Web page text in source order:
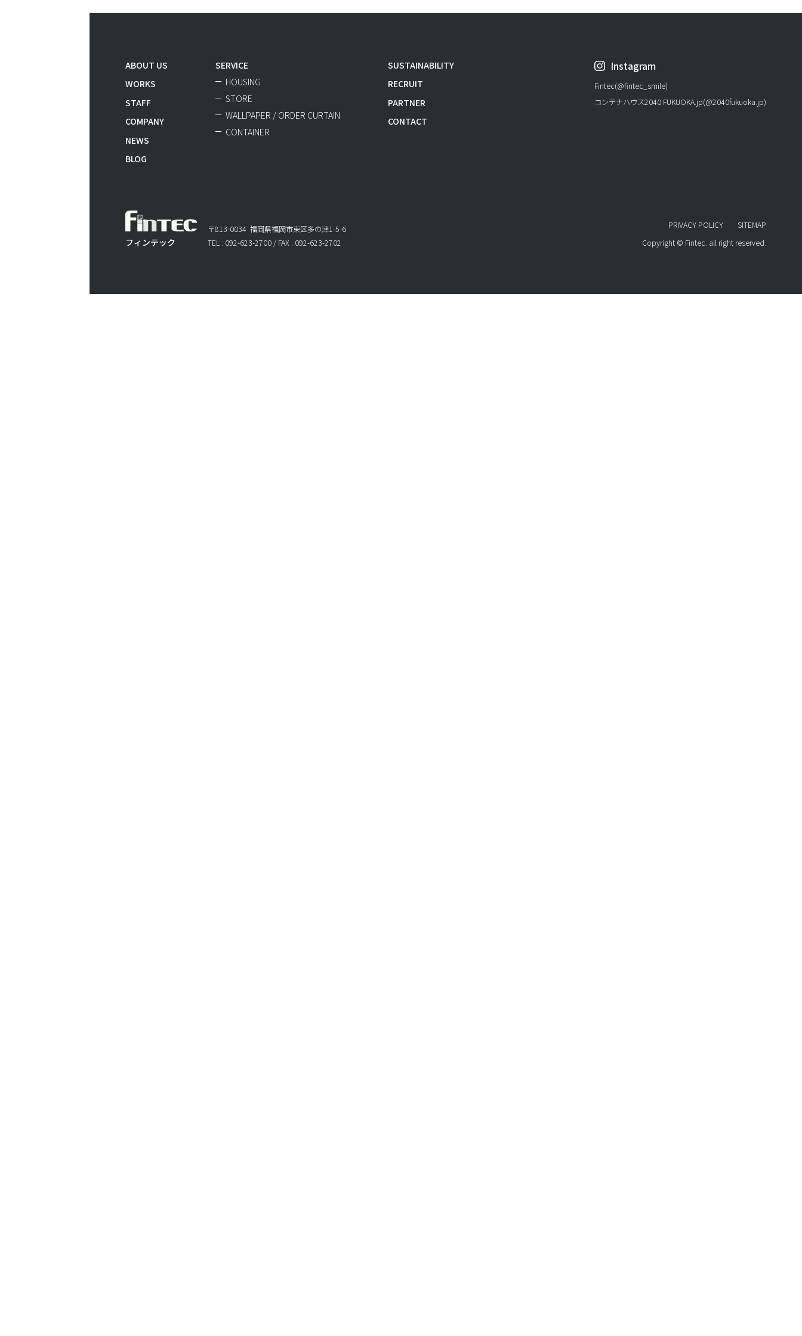
ABOUT US
WORKS
STAFF
COMPANY
NEWS
BLOG
SERVICE
HOUSING
STORE
WALLPAPER / ORDER CURTAIN
CONTAINER
SUSTAINABILITY
RECRUIT
PARTNER
CONTACT
Instagram
Fintec(@fintec_smile)
コンテナハウス2040 FUKUOKA.jp(@2040fukuoka.jp)
フィンテック
〒813-0034 福岡県福岡市東区多の津1-5-6
TEL : 092-623-2700 / FAX : 092-623-2702
PRIVACY POLICY
SITEMAP
Copyright © Fintec. all right reserved.